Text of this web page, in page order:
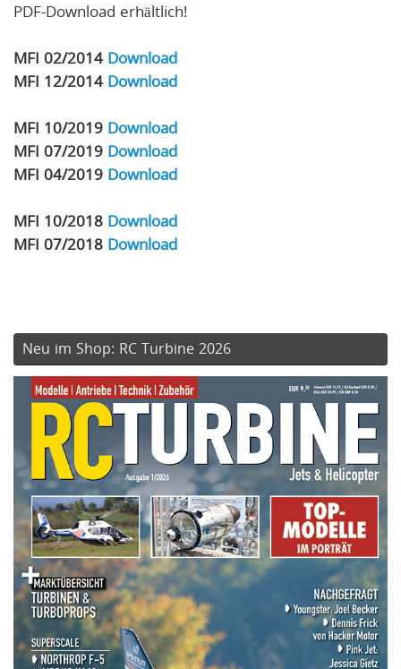
PDF-Download erhältlich!
MFI 02/2014 Download
MFI 12/2014 Download
MFI 10/2019 Download
MFI 07/2019 Download
MFI 04/2019 Download
MFI 10/2018 Download
MFI 07/2018 Download
Neu im Shop: RC Turbine 2026